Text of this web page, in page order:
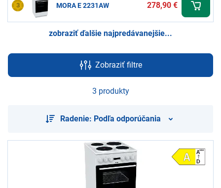
3 MORA E 2231AW 278,90 €
zobraziť ďalšie najpredávanejšie...
Zobraziť filtre
3 produkty
Radenie: Podľa odporúčania